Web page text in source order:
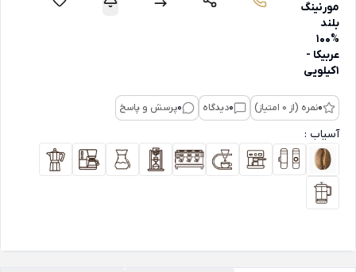
مورنینگ
بلند
%100
عربیکا -
1کیلویی
0نمره (از 0 امتیاز) 0دیدگاه 0پرسش و پاسخ
آسیاب :